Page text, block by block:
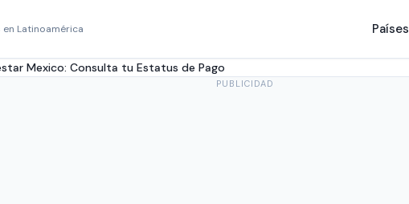
Latinoamérica Países
Mexico: Consulta tu Estatus de Pago
PUBLICIDAD